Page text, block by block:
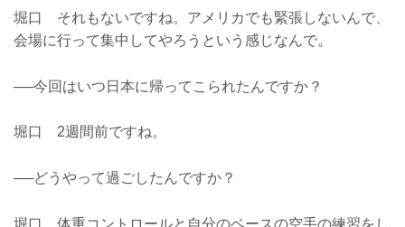
堀口 それもないですね。アメリカでも緊張しないんで、
会場に行って集中してやろうという感じなんで。
──今回はいつ日本に帰ってこられたんですか？
堀口 2週間前ですね。
──どうやって過ごしたんですか？
堀口 体重コントロールと自分のベースの空手の練習をし